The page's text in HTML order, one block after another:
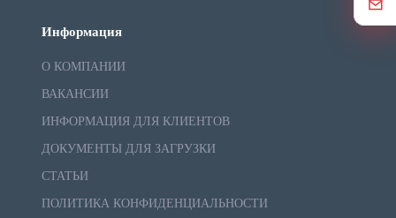
Информация
О КОМПАНИИ
ВАКАНСИИ
ИНФОРМАЦИЯ ДЛЯ КЛИЕНТОВ
ДОКУМЕНТЫ ДЛЯ ЗАГРУЗКИ
СТАТЬИ
ПОЛИТИКА КОНФИДЕНЦИАЛЬНОСТИ